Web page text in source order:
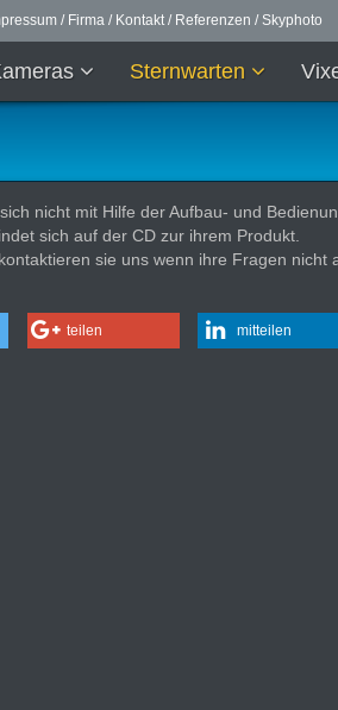
/ Firma / Kontakt / Referenzen / Skyphoto
Sternwarten
nicht mit Hilfe der Aufbau- und
sich auf der CD zur ihrem Produkt.
sie uns wenn ihre Fragen nicht
teilen mitteilen